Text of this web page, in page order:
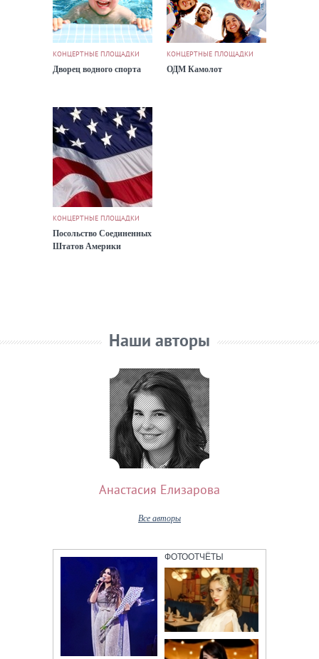
КОНЦЕРТНЫЕ ПЛОЩАДКИ
Дворец водного спорта
КОНЦЕРТНЫЕ ПЛОЩАДКИ
ОДМ Камолот
КОНЦЕРТНЫЕ ПЛОЩАДКИ
Посольство Соединенных
Штатов Америки
Наши авторы
Анастасия Елизарова
Все авторы
ФОТООТЧЁТЫ